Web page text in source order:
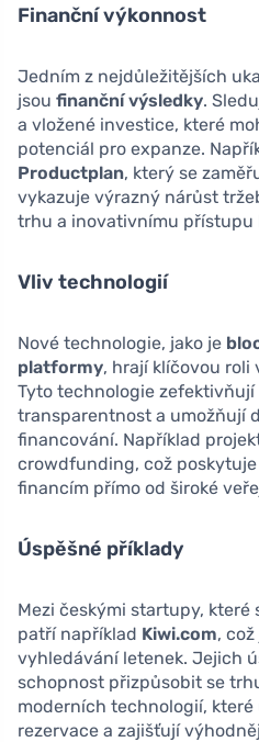
Finanční výkonnost
Jedním z nejdůležitějších
jsou finanční výsledky.
a vložené investice, které
potenciál pro expanze.
Productplan, který se
vykazuje výrazný nárůst
trhu a inovativnímu přístupu
Vliv technologií
Nové technologie, jako je
platformy, hrají klíčovou roli
Tyto technologie zefektivňují
transparentnost a umožňují
financování. Například
crowdfunding, což
financím přímo od široké
Úspěšné příklady
Mezi českými startupy, které
patří například Kiwi.com,
vyhledávání letenek. Jejich
schopnost přizpůsobit se
moderních technologií,
rezervace a zajišťují